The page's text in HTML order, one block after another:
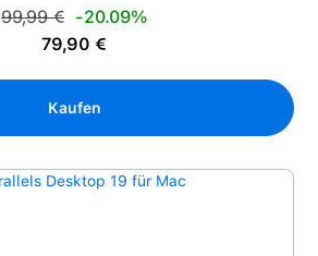
Verkaufspreis:
Regulärer Preis:
99,99 € -20.09%
79,90 €
Kaufen